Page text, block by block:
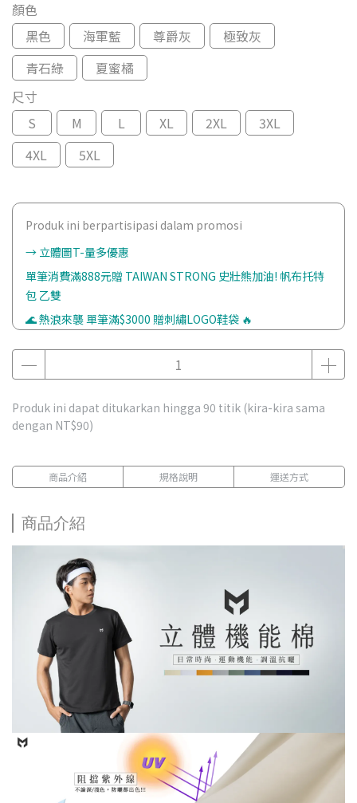
顏色
黑色
海軍藍 尊爵灰
極致灰
青石綠
夏蜜橘
尺寸
S
M L XL 2XL
3XL
4XL
5XL
Produk ini berpartisipasi dalam promosi
→ 立體圖T-量多優惠
單筆消費滿888元贈 TAIWAN STRONG 史壯熊加油! 帆布托特
包 乙雙
🌊 熱浪來襲 單筆滿$3000 贈刺繡LOGO鞋袋 🔥
Produk ini dapat ditukarkan hingga 90 titik (kira-kira sama
dengan NT$90)
商品介紹 規格說明 運送方式
商品介紹